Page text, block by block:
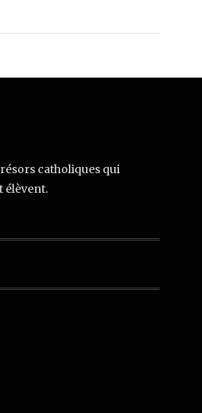
catholiques qui
élèvent.